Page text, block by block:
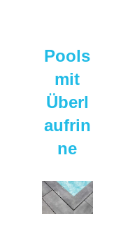
Pools
mit
Überl
aufrin
ne